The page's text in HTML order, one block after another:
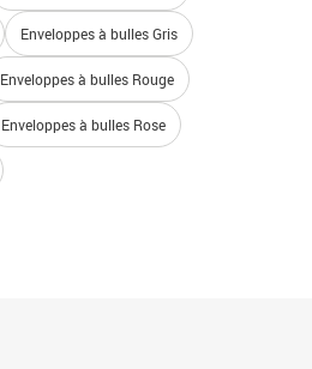
Enveloppes à bulles Gris
Enveloppes à bulles Rouge
Enveloppes à bulles Rose